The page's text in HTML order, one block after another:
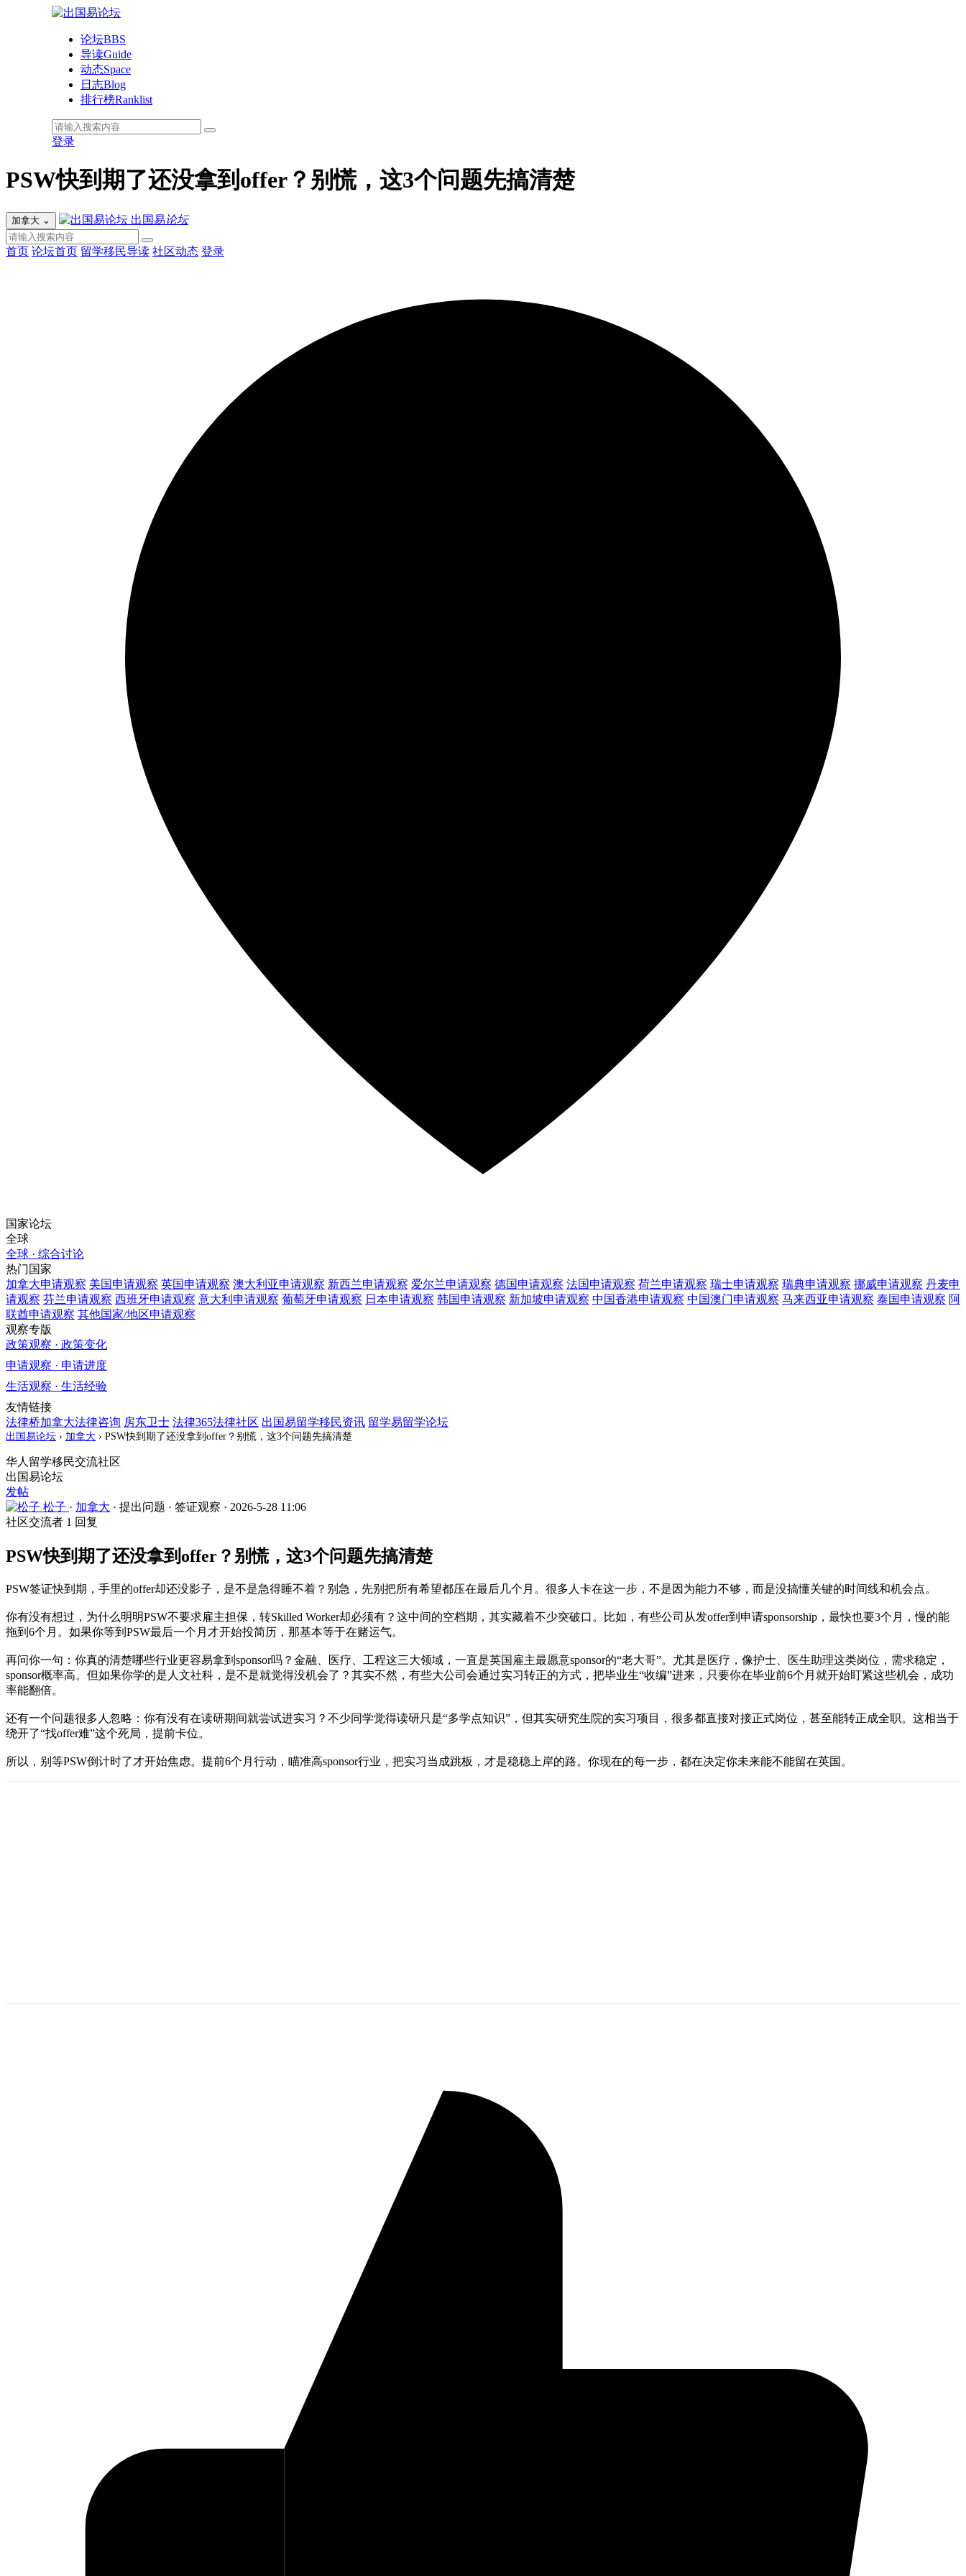
论坛BBS
导读Guide
动态Space
日志Blog
排行榜Ranklist
登录
PSW快到期了还没拿到offer？别慌，这3个问题先搞清楚
加拿大 ⌄ 出国易论坛
首页 论坛首页 留学移民导读 社区动态 登录
国家论坛
全球
全球 · 综合讨论
热门国家
加拿大申请观察 美国申请观察 英国申请观察 澳大利亚申请观察 新西兰申请观察 爱尔兰申请观察 德国申请观察 法国申请观察 荷兰申请观察 瑞士申请观察 瑞典申请观察 挪威申请观察 丹麦申
请观察 芬兰申请观察 西班牙申请观察 意大利 申请观察 葡萄牙申请观察 日本申请观察 韩国申请观察 新加坡申请观察 中国香港申请观察 中国澳门申请观察 马来西亚申请观察 泰国申请观察 阿
联酋申请观察 其他国家/地区申请观察
观察专版
政策观察 · 政策变化
申请观察 · 申请进度
生活观察 · 生活经验
友情链接
法律桥加拿大法律咨询 房东卫士 法律365法律社区 出国易留学移民资讯 留学易留学论坛
出国易论坛 › 加拿大 › PSW快到期了还没拿到offer？别慌，这3个问题先搞清楚
华人留学移民交流社区
出国易论坛
发帖
松子 · 加拿大 · 提出问题 · 签证观察 · 2026-5-28 11:06
社区交流者 1 回复
PSW快到期了还没拿到offer？别慌，这3个问题先搞清楚
PSW签证快到期，手里的offer却还没影子，是不是急得睡不着？别急，先别把所有希望都压在最后几个月。很多人卡在这一步，不是因为能力不够，而是没搞懂关键的时间线和机会点。
你有没有想过，为什么明明PSW不要求雇主担保，转Skilled Worker却必须有？这中间的空档期，其实藏着不少突破口。比如，有些公司从发offer到申请sponsorship，最快也要3个月，慢的能
拖到6个月。如果你等到PSW最后一个月才开始投简历，那基本等于在赌运气。
再问你一句：你真的清楚哪些行业更容易拿到sponsor吗？金融、医疗、工程这三大领域，一直是英国雇主最愿意sponsor的“老大哥”。尤其是医疗，像护士、医生助理这类岗位，需求稳定，
sponsor概率高。但如果你学的是人文社科，是不是就觉得没机会了？其实不然，有些大公司会通过实习转正的方式，把毕业生“收编”进来，只要你在毕业前6个月就开始盯紧这些机会，成功
率能翻倍。
还有一个问题很多人忽略：你有没有在读研期间就尝试进实习？不少同学觉得读研只是“多学点知识”，但其实研究生院的实习项目，很多都直接对接正式岗位，甚至能转正成全职。这相当于
绕开了“找offer难”这个死局，提前卡位。
所以，别等PSW倒计时了才开始焦虑。提前6个月行动，瞄准高sponsor行业，把实习当成跳板，才是稳稳上岸的路。你现在的每一步，都在决定你未来能不能留在英国。